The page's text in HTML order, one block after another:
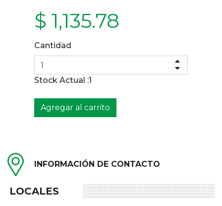
$ 1,135.78
Cantidad
Stock Actual :1
Agregar al carrito
INFORMACIÓN DE CONTACTO
LOCALES